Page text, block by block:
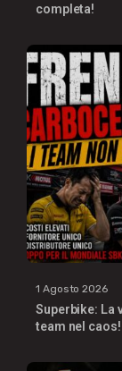
completa!
1 Agosto 2026
Superbike: La
team nel caos!